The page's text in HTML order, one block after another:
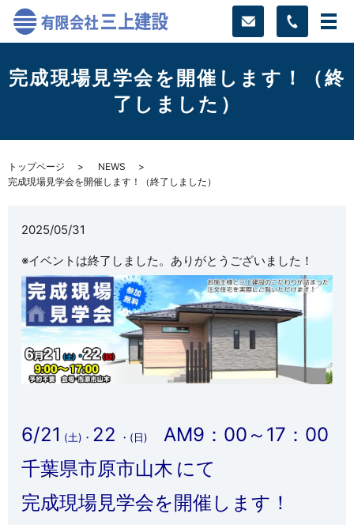
完成現場見学会を開催します！（終
了しました）
トップページ
NEWS
完成現場見学会を開催します！（終了しました）
2025/05/31
※イベントは終了しました。ありがとうございました！
6/21 (土)・ 22 ・(日)
AM9：00～17：00
千葉県市原市山木 にて
完成現場見学会を開催します！